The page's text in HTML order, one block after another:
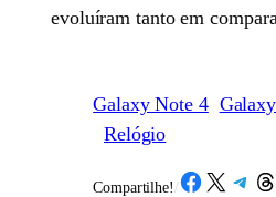
evoluíram tanto em
Galaxy Note 4
Relógio
Compartilhe! /Share on Facebook
Share on X Share on